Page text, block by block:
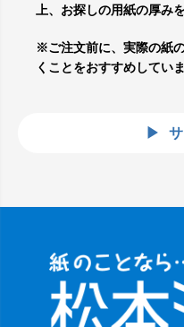
上、お探しの用紙の厚み
※ご注文前に、実際の紙
くことをおすすめしていま